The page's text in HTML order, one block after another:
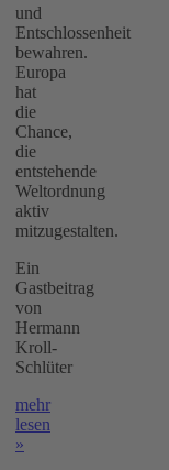
und
Entschlossenheit
bewahren.
Europa
hat
die
Chance,
die
entstehende
Weltordnung
aktiv
mitzugestalten.
Ein
Gastbeitrag
von
Hermann
Kroll-
Schlüter
mehr
lesen
»